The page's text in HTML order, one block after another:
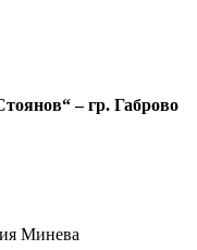
– гр. Габрово
Минева